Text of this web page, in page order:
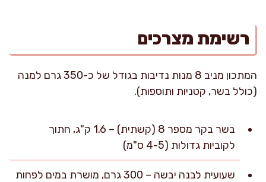
רשימת מצרכים
המתכון מניב 8 מנות נדיבות בגודל של כ-350 גרם למנה
(כולל בשר, קטניות ותוספות).
בשר בקר מספר 8 (קשתית) – 1.6 ק"ג, חתוך
לקוביות גדולות (4-5 ס"מ)
שעועית לבנה יבשה – 300 גרם, מושרת במים לפחות